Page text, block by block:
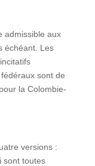
admissible aux
échéant. Les
sont de
la Colombie-
versions :
sont toutes